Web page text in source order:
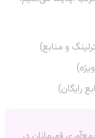
و منابع)
رایگان)